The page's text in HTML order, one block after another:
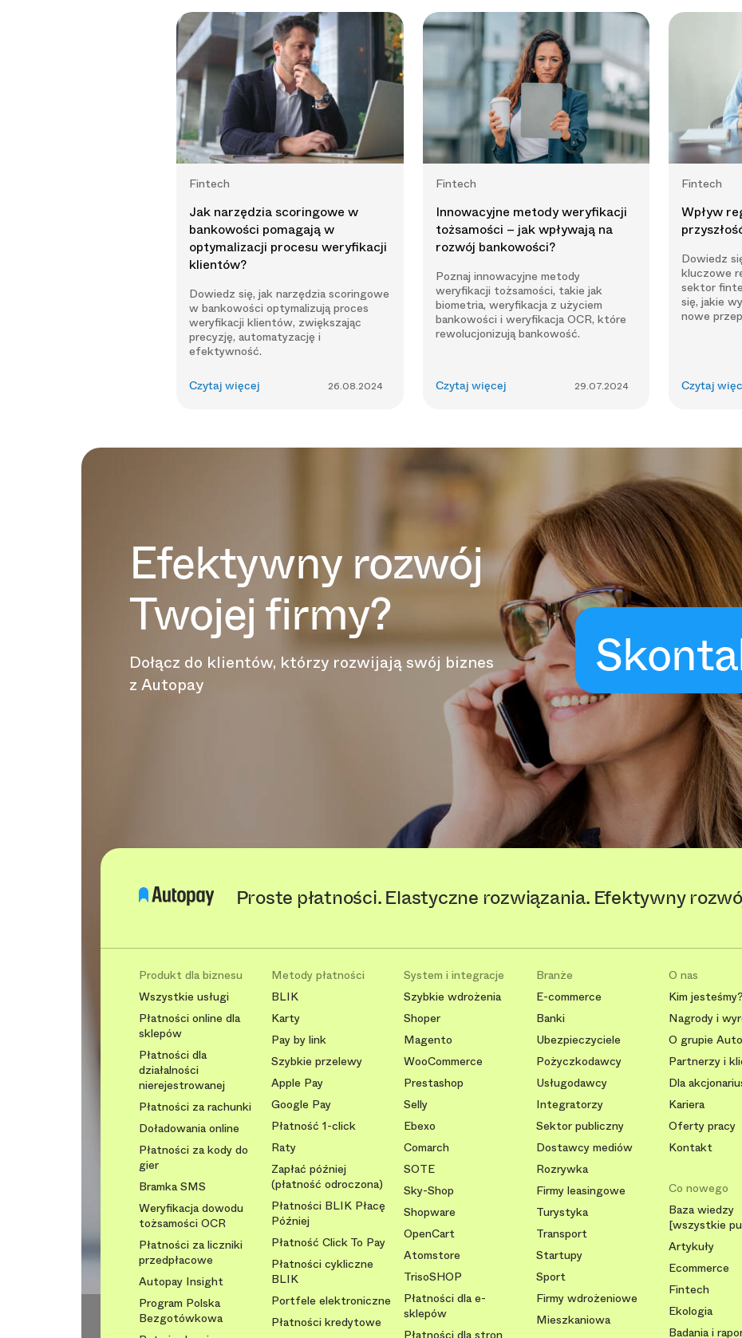
Fintech
Jak narzędzia scoringowe w
bankowości pomagają w
optymalizacji procesu weryfikacji
klientów?
Dowiedz się, jak narzędzia scoringowe
w bankowości optymalizują proces
weryfikacji klientów, zwiększając
precyzję, automatyzację i
efektywność.
26.08.2024
Czytaj więcej
Fintech
Innowacyjne metody weryfikacji
tożsamości – jak wpływają na
rozwój bankowości?
Poznaj innowacyjne metody
weryfikacji tożsamości, takie jak
biometria, weryfikacja z użyciem
bankowości i weryfikacja OCR, które
rewolucjonizują bankowość.
29.07.2024
Czytaj więcej
Fintech
Wpływ
Dowiedz
kluczowe
sektor
się, jakie
nowe
Czytaj
Efektywny rozwój
Twojej firmy?
Dołącz do klientów, którzy rozwijają swój biznes
z Autopay
Proste płatności. Elastyczne rozwiązania. Efektywny
Produkt dla biznesu
Wszystkie usługi
Płatności online dla
sklepów
Płatności dla
działalności
nierejestrowanej
Płatności za rachunki
Doładowania online
Płatności za kody do
gier
Bramka SMS
Weryfikacja dowodu
tożsamości OCR
Płatności za liczniki
przedpłacowe
Autopay Insight
Program Polska
Bezgotówkowa
Metody płatności
BLIK
Karty
Pay by link
Szybkie przelewy
Apple Pay
Google Pay
Płatność 1-click
Raty
Zapłać później
(płatność odroczona)
Płatności BLIK Płacę
Później
Płatność Click To Pay
Płatności cykliczne
BLIK
Portfele elektroniczne
Płatności kredytowe
System i integracje
Szybkie wdrożenia
Shoper
Magento
WooCommerce
Prestashop
Selly
Ebexo
Comarch
SOTE
Sky-Shop
Shopware
OpenCart
Atomstore
TrisoSHOP
Płatności dla e-
sklepów
Płatności dla stron
Branże
E-commerce
Banki
Ubezpieczyciele
Pożyczkodawcy
Usługodawcy
Integratorzy
Sektor publiczny
Dostawcy mediów
Rozrywka
Firmy leasingowe
Turystyka
Transport
Startupy
Sport
Firmy wdrożeniowe
Mieszkaniowa
O nas
Kim jesteśmy?
Nagrody i
O grupie
Partnerzy i
Dla
Kariera
Oferty pracy
Kontakt
Co nowego
Baza wiedzy
[wszystkie
Artykuły
Ecommerce
Fintech
Ekologia
Badania i